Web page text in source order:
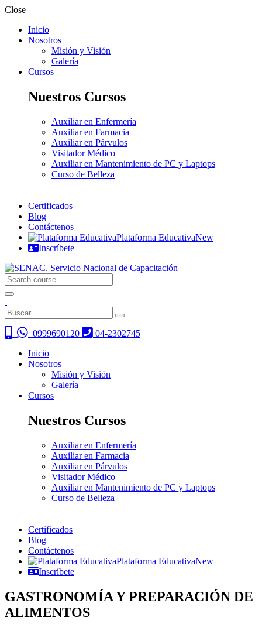
Close
Inicio
Nosotros
Misión y Visión
Galería
Cursos
Nuestros Cursos
Auxiliar en Enfermería
Auxiliar en Farmacia
Auxiliar en Párvulos
Visitador Médico
Auxiliar en Mantenimiento de PC y Laptops
Curso de Belleza
Certificados
Blog
Contáctenos
Plataforma EducativaNew
Inscríbete
0999690120
04-2302745
Inicio
Nosotros
Misión y Visión
Galería
Cursos
Nuestros Cursos
Auxiliar en Enfermería
Auxiliar en Farmacia
Auxiliar en Párvulos
Visitador Médico
Auxiliar en Mantenimiento de PC y Laptops
Curso de Belleza
Certificados
Blog
Contáctenos
Plataforma EducativaNew
Inscríbete
GASTRONOMÍA Y PREPARACIÓN DE
ALIMENTOS